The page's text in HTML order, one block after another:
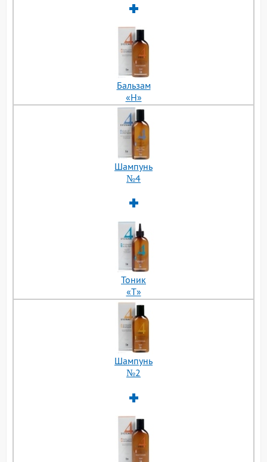
Бальзам
«H»
Шампунь
№4
Тоник
«Т»
Шампунь
№2